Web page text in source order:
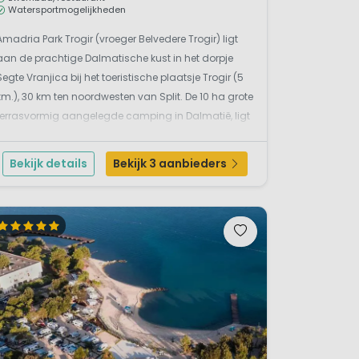
op het eiland Brac,
het mediterrane Imotski,
Trogir, dat met haar
lijkt te zijn;Jelsa, een
Biograd na moru, dat een
Dalmatië te bezoeken.
en het groene eiland
het binnenland zijn er nog
de vele watervallen die
dat bestaat in Dalmatië,
Watersportmogelijkheden
Park Trogir (vroeger Belvedere Trogir) ligt
de prachtige Dalmatische kust in het dorpje
Vranjica bij het toeristische plaatsje Trogir (5
30 km ten noordwesten van Split. De 10 ha grote
aangelegde camping in Dalmatië, ligt
olijfbomen en biedt een schitterend uitzicht ...
Bekijk details Bekijk 3 aanbieders